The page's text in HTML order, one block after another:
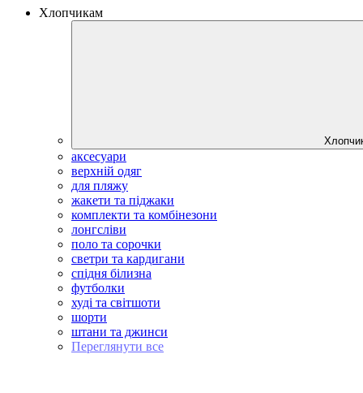
Хлопчикам
аксесуари
верхній одяг
для пляжу
жакети та піджаки
комплекти та комбінезони
лонгсліви
поло та сорочки
светри та кардигани
спідня білизна
футболки
худі та світшоти
шорти
штани та джинси
Переглянути все